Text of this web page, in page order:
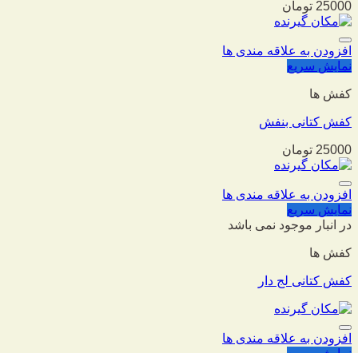
25000 تومان
افزودن به علاقه مندی ها
نمایش سریع
کفش ها
کفش کتانی بنفش
25000 تومان
افزودن به علاقه مندی ها
نمایش سریع
در انبار موجود نمی باشد
کفش ها
کفش کتانی لج دار
افزودن به علاقه مندی ها